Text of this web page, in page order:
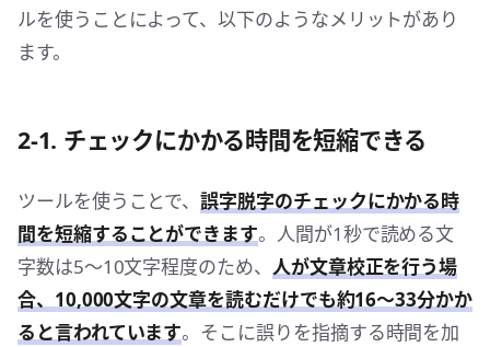
ルを使うことによって、以下のようなメリットがあり
ます。
2-1. チェックにかかる時間を短縮できる
ツールを使うことで、誤字脱字のチェックにかかる時
間を短縮することができます。人間が1秒で読める文
字数は5〜10文字程度のため、 人が文章校正を行う場
合、10,000文字の文章を読むだけでも約16〜33分かか
ると言われています。そこに誤りを指摘する時間を加